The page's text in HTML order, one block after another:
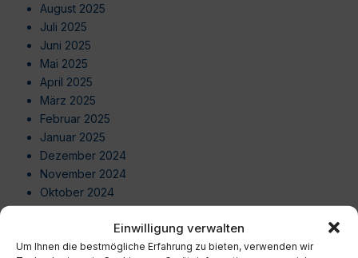
Einwilligung verwalten
Um Ihnen die bestmögliche Erfahrung zu bieten, verwenden wir
August 2025
Juli 2025
Juni 2025
Mai 2025
April 2025
März 2025
Februar 2025
Januar 2025
Dezember 2024
November 2024
Oktober 2024
September 2024
Juli 2024